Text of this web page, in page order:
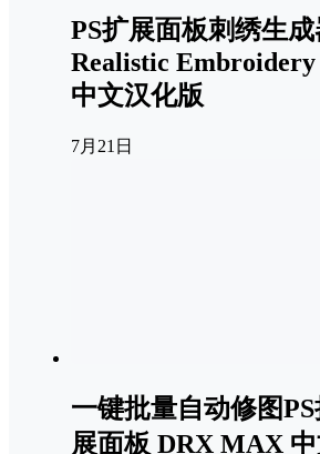
PS扩展面板刺绣生
Realistic Embroidery
中文汉化版
7月21日
一键批量自动修图
展面板 DRX MAX